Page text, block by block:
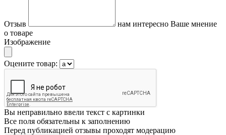
Отзыв
нам интересно Ваше мнение
о товаре
Изображение
Оцените товар:
Вы неправильно ввели текст с картинки
Все поля обязательны к заполнению
Перед публикацией отзывы проходят модерацию